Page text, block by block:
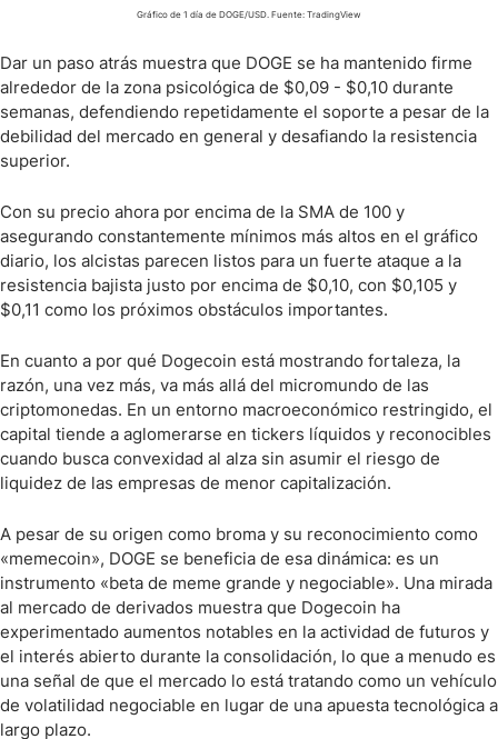
Gráfico de 1 día de DOGE/USD. Fuente: TradingView
Dar un paso atrás muestra que DOGE se ha mantenido firme
alrededor de la zona psicológica de $0,09 - $0,10 durante
semanas, defendiendo repetidamente el soporte a pesar de la
debilidad del mercado en general y desafiando la resistencia
superior.
Con su precio ahora por encima de la SMA de 100 y
asegurando constantemente mínimos más altos en el gráfico
diario, los alcistas parecen listos para un fuerte ataque a la
resistencia bajista justo por encima de $0,10, con $0,105 y
$0,11 como los próximos obstáculos importantes.
En cuanto a por qué Dogecoin está mostrando fortaleza, la
razón, una vez más, va más allá del micromundo de las
criptomonedas. En un entorno macroeconómico restringido, el
capital tiende a aglomerarse en tickers líquidos y reconocibles
cuando busca convexidad al alza sin asumir el riesgo de
liquidez de las empresas de menor capitalización.
A pesar de su origen como broma y su reconocimiento como
«memecoin», DOGE se beneficia de esa dinámica: es un
instrumento «beta de meme grande y negociable». Una mirada
al mercado de derivados muestra que Dogecoin ha
experimentado aumentos notables en la actividad de futuros y
el interés abierto durante la consolidación, lo que a menudo es
una señal de que el mercado lo está tratando como un vehículo
de volatilidad negociable en lugar de una apuesta tecnológica a
largo plazo.